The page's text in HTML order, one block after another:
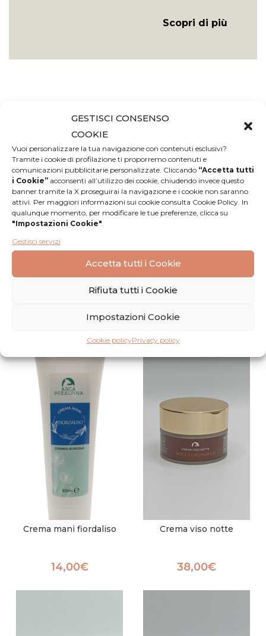
GESTISCI CONSENSO
COOKIE
Vuoi personalizzare la tua navigazione con contenuti esclusivi?
Tramite i cookie di profilazione ti proporremo contenuti e
comunicazioni pubblicitarie personalizzate. Cliccando “Accetta tutti
i Cookie” acconsenti all’utilizzo dei cookie, chiudendo invece questo
banner tramite la X proseguirai la navigazione e i cookie non saranno
attivi. Per maggiori informazioni sui cookie consulta Cookie Policy. In
qualunque momento, per modificare le tue preferenze, clicca su
"Impostazioni Cookie"
Gestisci servizi
Accetta tutti i Cookie
Rifiuta tutti i Cookie
Impostazioni Cookie
Cookie policyPrivacy policy
Scopri di più
Recensioni
Nessuna
recensione
Lascia una
recensione
Crema mani fiordaliso
14,00€
Crema viso notte
38,00€